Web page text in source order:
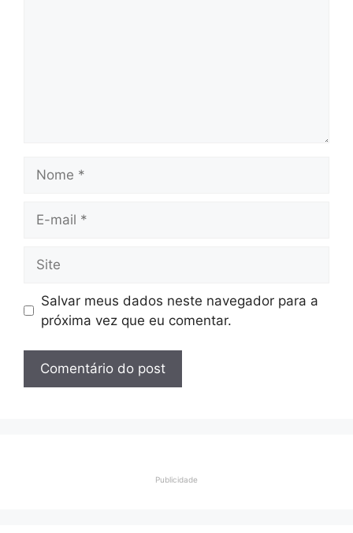
mail
Salvar meus dados neste navegador para a
próxima vez que eu comentar.
Publicidade